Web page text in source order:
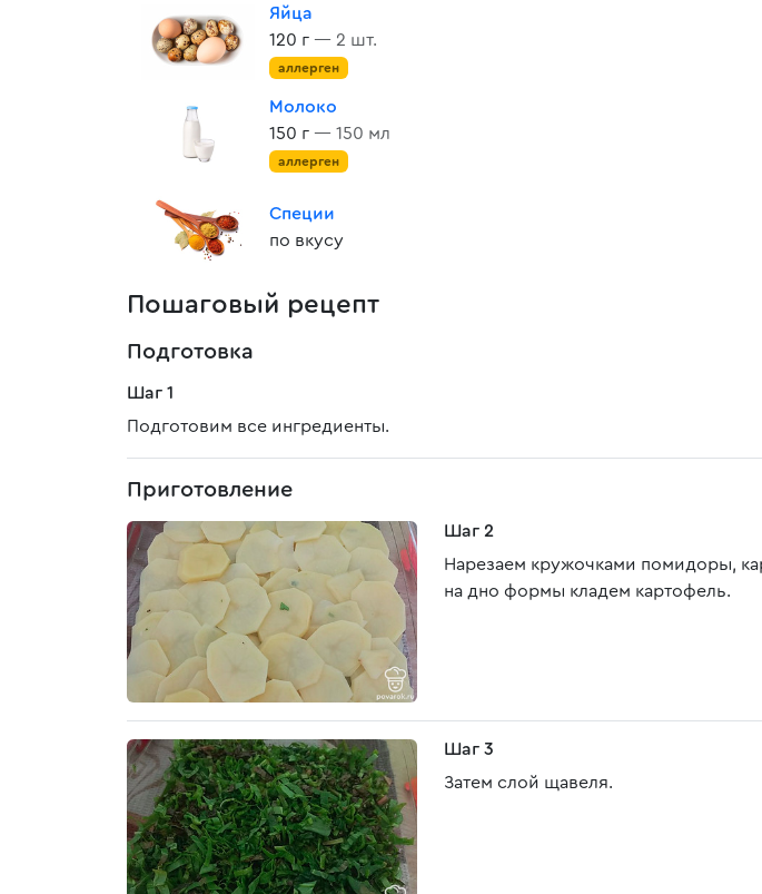
Яйца
120 г — 2 шт.
аллерген
Молоко
150 г — 150 мл
аллерген
Специи
по вкусу
Пошаговый рецепт
Подготовка
Шаг 1
Подготовим все ингредиенты.
Приготовление
Шаг 2
Нарезаем кружочками помидоры,
на дно формы кладем картофель.
Шаг 3
Затем слой щавеля.